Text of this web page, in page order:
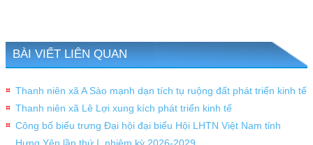
BÀI VIẾT LIÊN QUAN
Thanh niên xã A Sào mạnh dạn tích tụ ruộng đất phát triển kinh tế
Thanh niên xã Lê Lợi xung kích phát triển kinh tế
Công bố biểu trưng Đại hội đại biểu Hội LHTN Việt Nam tỉnh